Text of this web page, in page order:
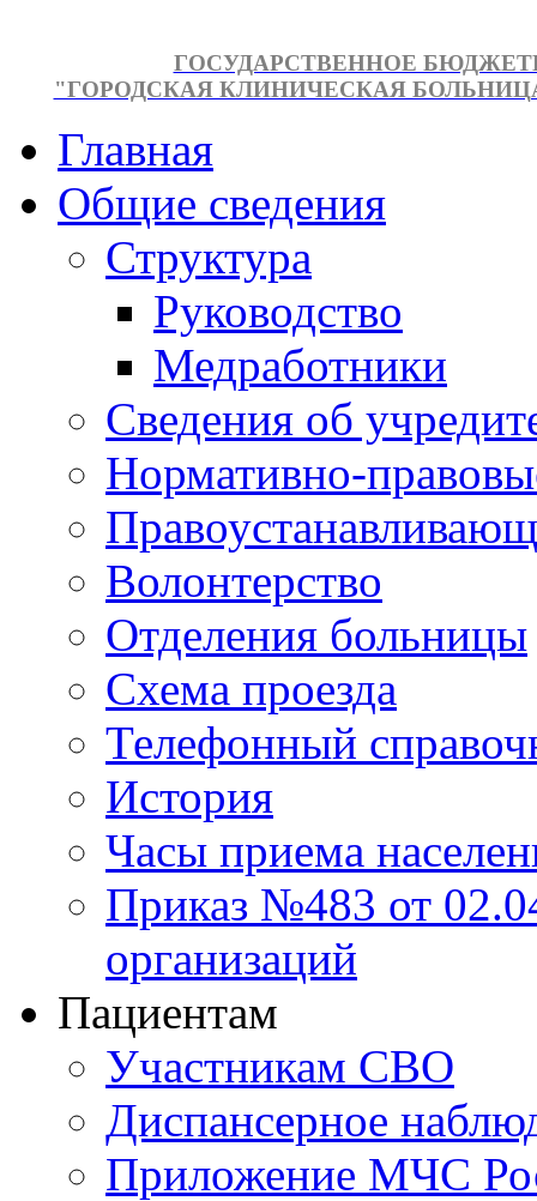
ГОСУДАРСТВЕННОЕ
"ГОРОДСКАЯ КЛИНИЧЕСКАЯ
Главная
Общие сведения
Структура
Руководство
Медработники
Сведения об
Нормативно-
Волонтерство
Отделения больницы
Схема проезда
Телефонный
История
Часы приема
Приказ №483 от
организаций
Пациентам
Участникам СВО
Диспансерное
Приложение МЧС